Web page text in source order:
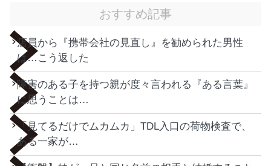
おすすめ記事
店員から『携帯会社の見直し』を勧められた男性
は…こう返した
障害のある子を持つ親が度々言われる『ある言葉』
に思うことは…
「見てるだけでムカムカ」TDL入口の荷物検査で、
ある一家が…